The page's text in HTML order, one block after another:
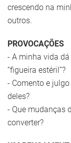
crescendo na
outros.
PROVOCAÇÕES
- A minha vida
“figueira estéril”?
- Comento e
deles?
- Que mudanças
converter?